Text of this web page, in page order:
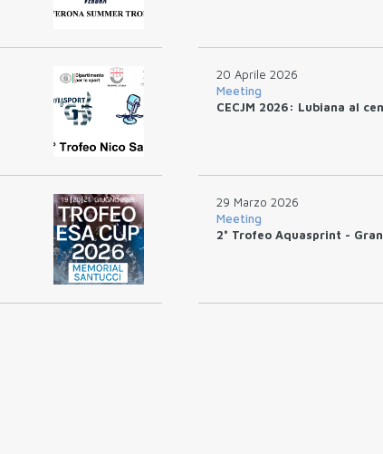
20 Aprile 2026
Meeting
CECJM 2026: Lubiana al
29 Marzo 2026
Meeting
2° Trofeo Aquasprint -